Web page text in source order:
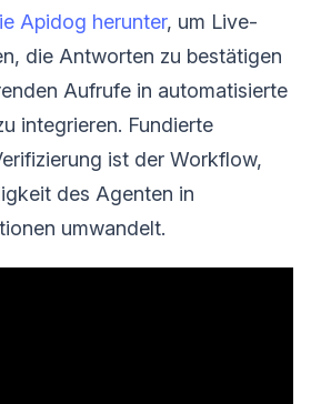
Apidog herunter, um Live-
die Antworten zu bestätigen
Aufrufe in automatisierte
integrieren. Fundierte
ist der Workflow,
des Agenten in
umwandelt.